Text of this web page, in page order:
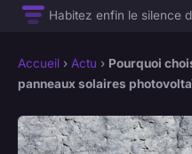
Habitez enfin le silence
Accueil › Actu › Pourquoi
panneaux solaires